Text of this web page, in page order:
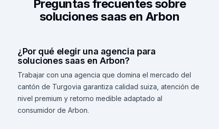
Preguntas frecuentes sobre
soluciones saas en Arbon
¿Por qué elegir una agencia para
soluciones saas en Arbon?
Trabajar con una agencia que domina el mercado del
cantón de Turgovia garantiza calidad suiza, atención de
nivel premium y retorno medible adaptado al
consumidor de Arbon.